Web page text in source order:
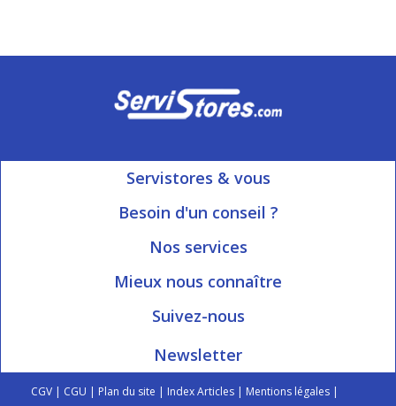
Servistores & vous
Mon compte
Besoin d'un conseil ?
Ouvert du Lundi au Vendredi
Nos services
Informations livraison
Blog Servistores
Plan du site
Index articles
Mieux nous connaître
Qui sommes-nous?
Engagé avec vous
On parle de nous
Suivez-nous
Newsletter
CGV | CGU | Plan du site | Index Articles | Mentions légales |